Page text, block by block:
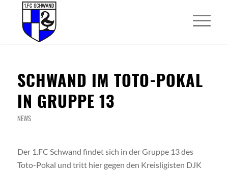
SCHWAND IM TOTO-POKAL
IN GRUPPE 13
NEWS
Der 1.FC Schwand findet sich in der Gruppe 13 des
Toto-Pokal und tritt hier gegen den Kreisligisten DJK